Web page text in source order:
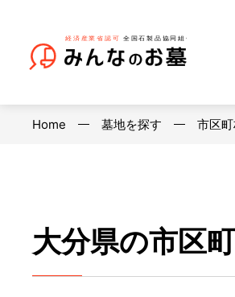
Home 墓地を探す 市区
大分県の市区